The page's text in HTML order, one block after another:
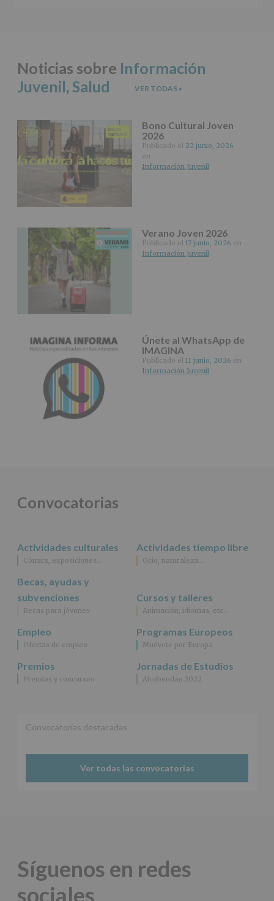
Información
adicional
Puede
apartado
Aquí
Protegemos
tus
Datos
nuestra
página
web:
*
Obligatorio
Noticias sobre Información
Juvenil, Salud VER TODAS »
Bono Cultural Joven
2026
Publicado el 22 junio, 2026
en
Información Juvenil
Verano Joven 2026
Publicado el 17 junio, 2026 en
Información Juvenil
Únete al WhatsApp de
IMAGINA
Publicado el 11 junio, 2026 en
Información Juvenil
Convocatorias
Actividades culturales
Cómics, exposiciones…
Actividades tiempo libre
Ocio, naturaleza…
Becas, ayudas y
subvenciones
Becas para jóvenes
Cursos y talleres
Animación, idiomas, etc…
Empleo
Ofertas de empleo
Programas Europeos
Muévete por Europa
Premios
Premios y concursos
Jornadas de Estudios
Alcobendas 2022
Convocatorias destacadas
Ver todas las convocatorias
Síguenos en redes
sociales